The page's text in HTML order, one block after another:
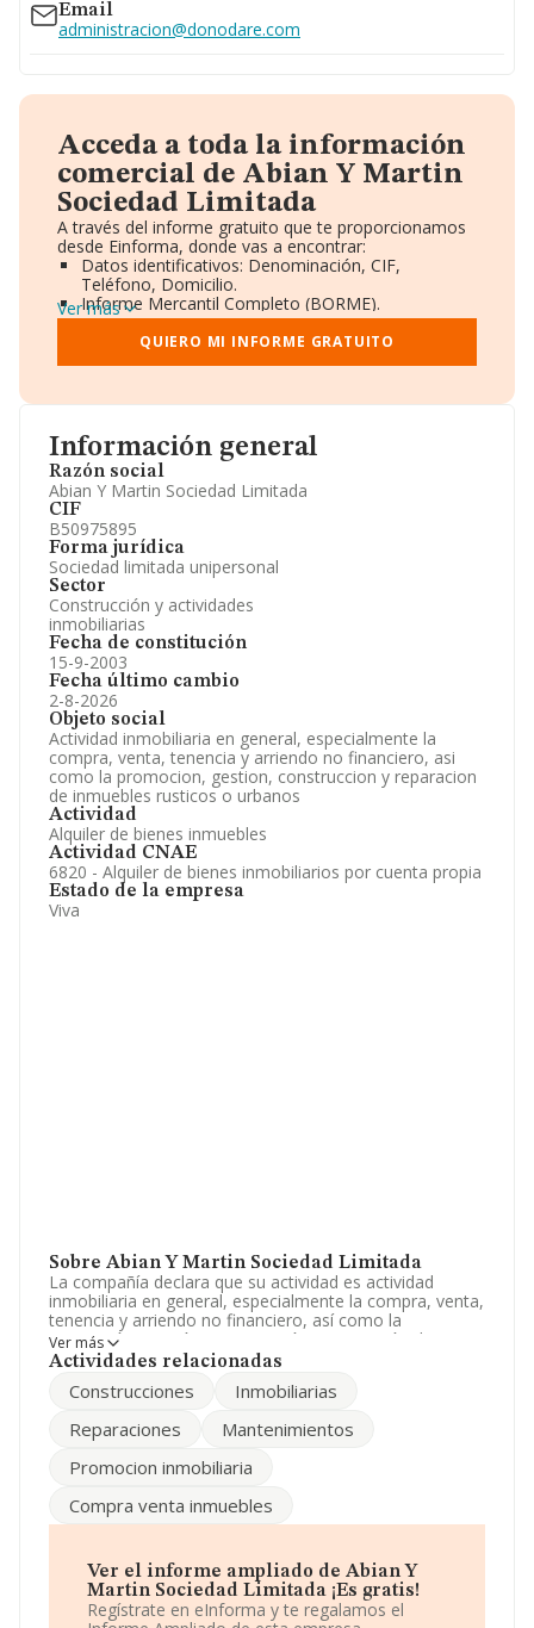
Información general
Razón social
Abian Y Martin Sociedad Limitada
CIF
B50975895
Forma jurídica
Sociedad limitada unipersonal
Sector
Construcción y actividades
inmobiliarias
Fecha de constitución
15-9-2003
Fecha último cambio
2-8-2026
Objeto social
Actividad inmobiliaria en general, especialmente la
compra, venta, tenencia y arriendo no financiero, asi
como la promocion, gestion, construccion y reparacion
de inmuebles rusticos o urbanos
Actividad
Alquiler de bienes inmuebles
Actividad CNAE
6820 - Alquiler de bienes inmobiliarios por cuenta propia
Estado de la empresa
Viva
Sobre Abian Y Martin Sociedad Limitada
La compañía declara que su actividad es actividad
inmobiliaria en general, especialmente la compra, venta,
tenencia y arriendo no financiero, así como la
promoción, gestión, construcción y reparación de
inmuebles rusticos o urbanos. La empresa está
referencia CNAE corresponde a 'Alquiler de bienes
No realiza actividad de importación y/o exportación.
Para ponerse en contacto con sus oficinas, la empresa
electrónico esadministración@donodare.com
Limitada , con NIF B50975895, está situada en Calle
Tarento (plataforma Logistica Plaza) Nave 18,, (50197),
en el municipio de Zaragoza, Aragón.
Ver más
Actividades relacionadas
Construcciones
Inmobiliarias
Reparaciones
Mantenimientos
Promocion inmobiliaria
Compra venta inmuebles
Ver el informe ampliado de Abian Y
Martin Sociedad Limitada ¡Es gratis!
Regístrate en eInforma y te regalamos el
Email
administracion@donodare.com
Acceda a toda la información
comercial de Abian Y Martin
Sociedad Limitada
A través del informe gratuito que te proporcionamos
desde Einforma, donde vas a encontrar:
Datos identificativos: Denominación, CIF,
Teléfono, Domicilio.
Informe Mercantil Completo (BORME).
Gráficos de Evolución Ventas y Empleados.
Consejo de Administración y Administradores.
Directivos y Ejecutivos.
Información oficial y registral complementaria.
Ver más
QUIERO MI INFORME GRATUITO